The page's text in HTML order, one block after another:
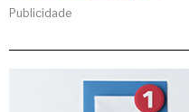
Publicidade